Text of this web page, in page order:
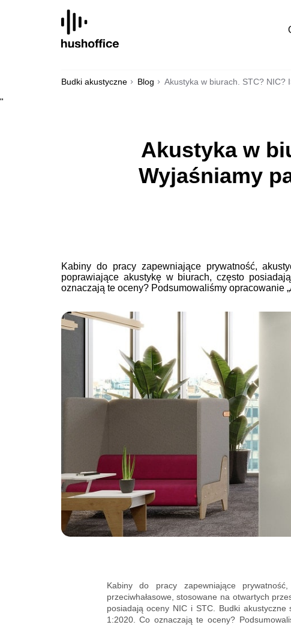
Budki akustyczne Blog Akustyka w biurach. STC? NIC?
"
Akustyka w
Wyjaśniamy
Kabiny do pracy zapewniające prywatność,
poprawiające akustykę w biurach, często
oznaczają te oceny? Podsumowaliśmy opracowanie
Kabiny do pracy zapewniające
przeciwhałasowe, stosowane na otwartych
posiadają oceny NIC i STC. Budki
1:2020. Co oznaczają te oceny?